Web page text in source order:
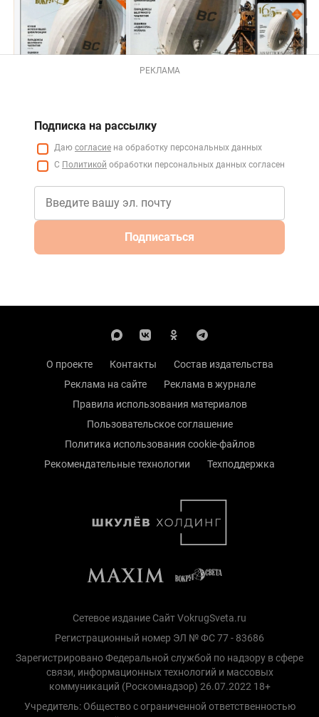
РЕКЛАМА
Подписка на рассылку
Даю согласие на обработку персональных данных
С Политикой обработки персональных данных согласен
Подписаться
О проекте Контакты
Состав издательства
Реклама на сайте
Реклама в журнале
Правила использования материалов
Пользовательское соглашение
Политика использования cookie-файлов
Рекомендательные технологии
Техподдержка
Сетевое издание Сайт VokrugSveta.ru
Регистрационный номер ЭЛ № ФС 77 - 83686
Зарегистрировано Федеральной службой по надзору в сфере
связи, информационных технологий и массовых
коммуникаций (Роскомнадзор) 26.07.2022 18+
Учредитель: Общество с ограниченной ответственностью